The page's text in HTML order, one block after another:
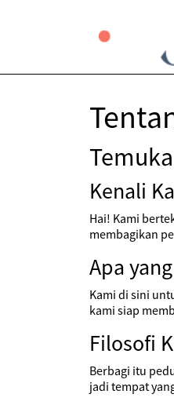
Kenali
Hai! Kami
membagikan
Apa
Kami di sini
kami siap
Filosofi
Berbagi itu
jadi tempat